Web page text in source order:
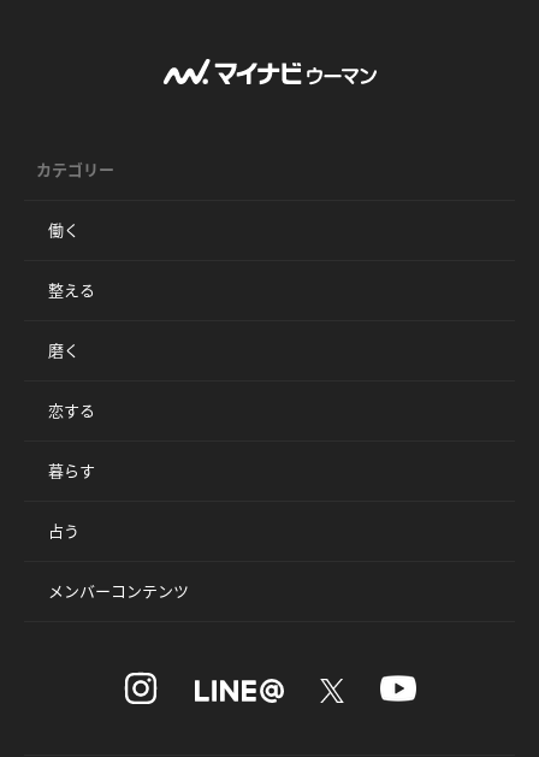
カテゴリー
働く
整える
磨く
恋する
暮らす
占う
メンバーコンテンツ